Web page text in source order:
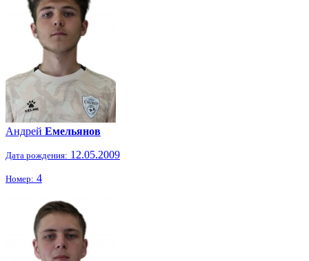
Андрей Емельянов
Дата рождения: 12.05.2009
Номер: 4